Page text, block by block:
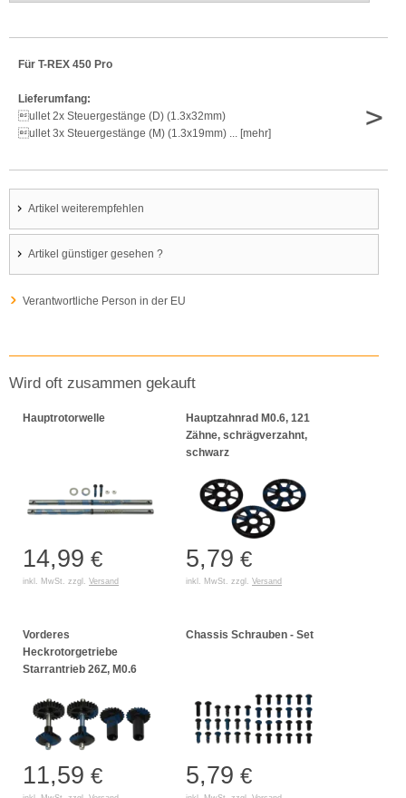
Für T-REX 450 Pro
Lieferumfang:
ullet 2x Steuergestänge (D) (1.3x32mm)
ullet 3x Steuergestänge (M) (1.3x19mm) ... [mehr]
>
Artikel weiterempfehlen
Artikel günstiger gesehen ?
Verantwortliche Person in der EU
Wird oft zusammen gekauft
Hauptrotorwelle
14,99 €
inkl. MwSt. zzgl. Versand
Hauptzahnrad M0.6, 121
Zähne, schrägverzahnt,
schwarz
5,79 €
inkl. MwSt. zzgl. Versand
Vorderes
Heckrotorgetriebe
Starrantrieb 26Z, M0.6
11,59 €
Chassis Schrauben - Set
5,79 €